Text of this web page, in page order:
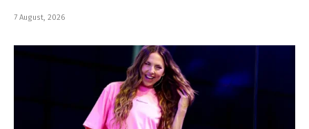
7 August, 2026